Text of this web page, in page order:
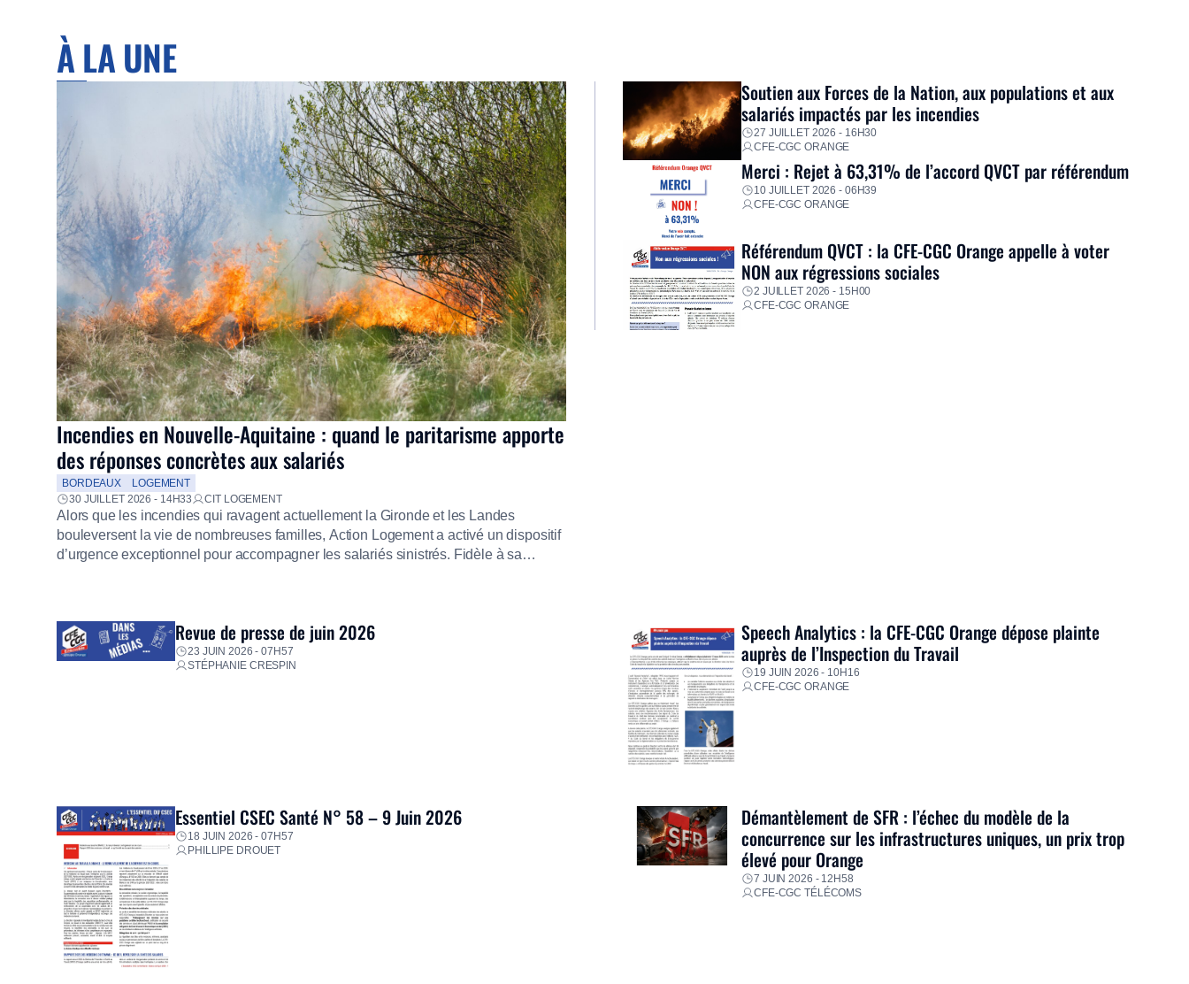
À LA UNE
Incendies en Nouvelle-Aquitaine : quand le paritarisme apporte
des réponses concrètes aux salariés
BORDEAUX
LOGEMENT
30 JUILLET 2026 - 14H33
CIT LOGEMENT
Alors que les incendies qui ravagent actuellement la Gironde et les Landes
bouleversent la vie de nombreuses familles, Action Logement a activé un dispositif
d’urgence exceptionnel pour accompagner les salariés sinistrés. Fidèle à sa
Soutien aux Forces de la Nation, aux populations et aux
salariés impactés par les incendies
27 JUILLET 2026 - 16H30
CFE-CGC ORANGE
Merci : Rejet à 63,31% de l’accord QVCT par référendum
10 JUILLET 2026 - 06H39
CFE-CGC ORANGE
Référendum QVCT : la CFE-CGC Orange appelle à voter
NON aux régressions sociales
2 JUILLET 2026 - 15H00
CFE-CGC ORANGE
Revue de presse de juin 2026
23 JUIN 2026 - 07H57
STÉPHANIE CRESPIN
Speech Analytics : la CFE-CGC Orange dépose plainte
auprès de l’Inspection du Travail
19 JUIN 2026 - 10H16
CFE-CGC ORANGE
Essentiel CSEC Santé N° 58 – 9 Juin 2026
18 JUIN 2026 - 07H57
PHILLIPE DROUET
Démantèlement de SFR : l’échec du modèle de la
concurrence sur les infrastructures uniques, un prix trop
élevé pour Orange
7 JUIN 2026 - 12H58
CFE-CGC TÉLÉCOMS